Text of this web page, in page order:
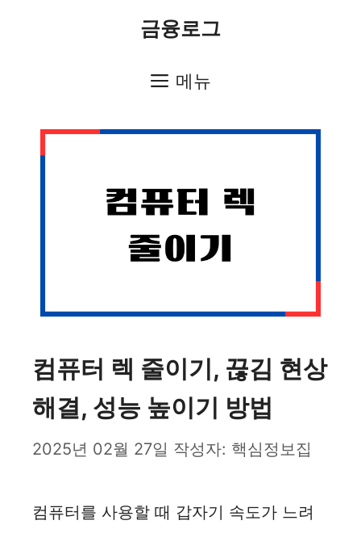
금융로그
메뉴
컴퓨터 렉 줄이기, 끊김 현상
해결, 성능 높이기 방법
2025년 02월 27일 작성자: 핵심정보집
컴퓨터를 사용할 때 갑자기 속도가 느려